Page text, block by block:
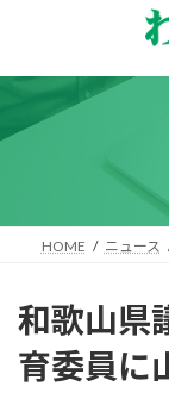
ン
へ
プ
ー
ョ
動
HOME ニュース
和歌山県
育委員に